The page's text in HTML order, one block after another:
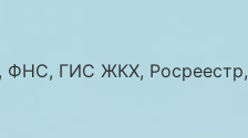
ФНС, ГИС ЖКХ, Росреестр,